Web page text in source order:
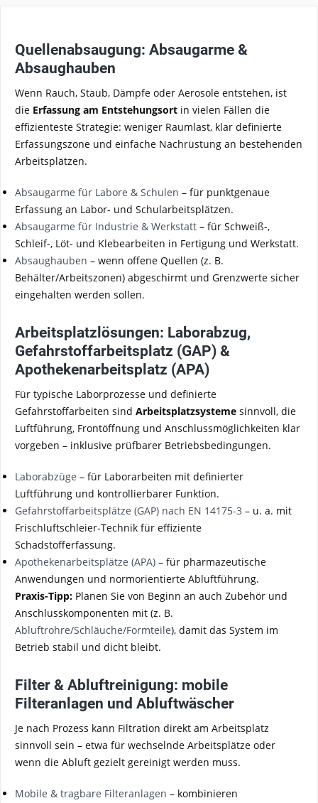
Quellenabsaugung: Absaugarme &
Absaughauben
Wenn Rauch, Staub, Dämpfe oder Aerosole entstehen, ist
die Erfassung am Entstehungsort in vielen Fällen die
effizienteste Strategie: weniger Raumlast, klar definierte
Erfassungszone und einfache Nachrüstung an bestehenden
Arbeitsplätzen.
Absaugarme für Labore & Schulen – für punktgenaue
Erfassung an Labor- und Schularbeitsplätzen.
Absaugarme für Industrie & Werkstatt – für Schweiß-,
Schleif-, Löt- und Klebearbeiten in Fertigung und Werkstatt.
Absaughauben – wenn offene Quellen (z. B.
Behälter/Arbeitszonen) abgeschirmt und Grenzwerte sicher
eingehalten werden sollen.
Arbeitsplatzlösungen: Laborabzug,
Gefahrstoffarbeitsplatz (GAP) &
Apothekenarbeitsplatz (APA)
Für typische Laborprozesse und definierte
Gefahrstoffarbeiten sind Arbeitsplatzsysteme sinnvoll, die
Luftführung, Frontöffnung und Anschlussmöglichkeiten klar
vorgeben – inklusive prüfbarer Betriebsbedingungen.
Laborabzüge – für Laborarbeiten mit definierter
Luftführung und kontrollierbarer Funktion.
Gefahrstoffarbeitsplätze (GAP) nach EN 14175-3 – u. a. mit
Frischluftschleier-Technik für effiziente
Schadstofferfassung.
Apothekenarbeitsplätze (APA) – für pharmazeutische
Anwendungen und normorientierte Abluftführung.
Praxis-Tipp: Planen Sie von Beginn an auch Zubehör und
Anschlusskomponenten mit (z. B.
Abluftrohre/Schläuche/Formteile), damit das System im
Betrieb stabil und dicht bleibt.
Filter & Abluftreinigung: mobile
Filteranlagen und Abluftwäscher
Je nach Prozess kann Filtration direkt am Arbeitsplatz
sinnvoll sein – etwa für wechselnde Arbeitsplätze oder
wenn die Abluft gezielt gereinigt werden muss.
Mobile & tragbare Filteranlagen – kombinieren